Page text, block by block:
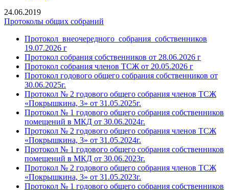
24.06.2019
Протоколы общих собраний
Протокол_внеочередного_собрания_собственников
19.07.2026 г
Протокол собрания собственников от 28.06.2026 г
Протокол собрания членов ТСЖ от 20.05.2026 г
Протокол годового общего собрания собственников от
30.06.2025г.
Протокол № 2 годового общего собрания членов ТСЖ
«Покрышкина, 3» от 31.05.2025г.
Протокол № 1 годового общего собрания собственников
помещений в МКД от 30.06.2024г.
Протокол № 2 годового общего собрания членов ТСЖ
«Покрышкина, 3» от 31.05.2024г.
Протокол № 1 годового общего собрания собственников
помещений в МКД от 30.06.2023г.
Протокол № 2 годового общего собрания членов ТСЖ
«Покрышкина, 3» от 31.05.2023г.
Протокол № 1 годового общего собрания собственников